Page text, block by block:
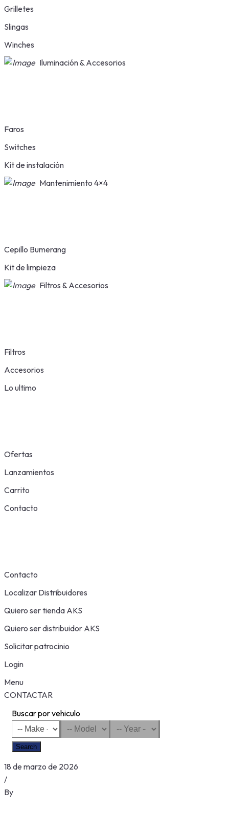
Grilletes
Slingas
Winches
Iluminación & Accesorios
Faros
Switches
Kit de instalación
Mantenimiento 4×4
Cepillo Bumerang
Kit de limpieza
Filtros & Accesorios
Filtros
Accesorios
Lo ultimo
Ofertas
Lanzamientos
Carrito
Contacto
Contacto
Localizar Distribuidores
Quiero ser tienda AKS
Quiero ser distribuidor AKS
Solicitar patrocinio
Login
Menu
CONTACTAR
Buscar por vehiculo
Search
18 de marzo de 2026
/
By